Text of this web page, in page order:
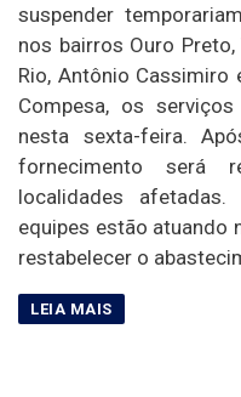
suspender
nos bairros Ouro
Rio, Antônio Cassimiro
Compesa, os
nesta sexta-feira.
fornecimento será
localidades
equipes estão atuando
restabelecer o